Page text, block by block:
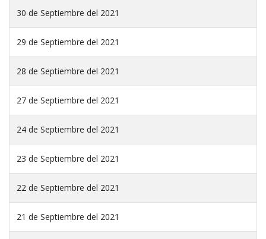
30 de Septiembre del 2021
29 de Septiembre del 2021
28 de Septiembre del 2021
27 de Septiembre del 2021
24 de Septiembre del 2021
23 de Septiembre del 2021
22 de Septiembre del 2021
21 de Septiembre del 2021